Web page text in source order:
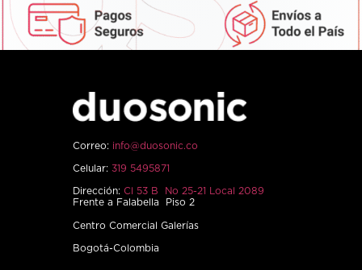
Correo: info@duosonic.co
Celular: 319 5495871
Dirección: Cl 53 B No 25-21 Local 2089
Frente a Falabella Piso 2
Centro Comercial Galerías
Bogotá-Colombia